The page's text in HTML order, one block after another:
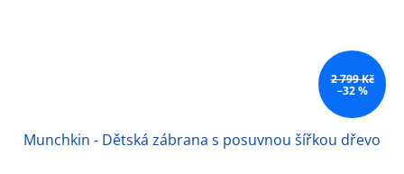
2 799 Kč
–32 %
Munchkin - Dětská zábrana s posuvnou šířkou dřevo